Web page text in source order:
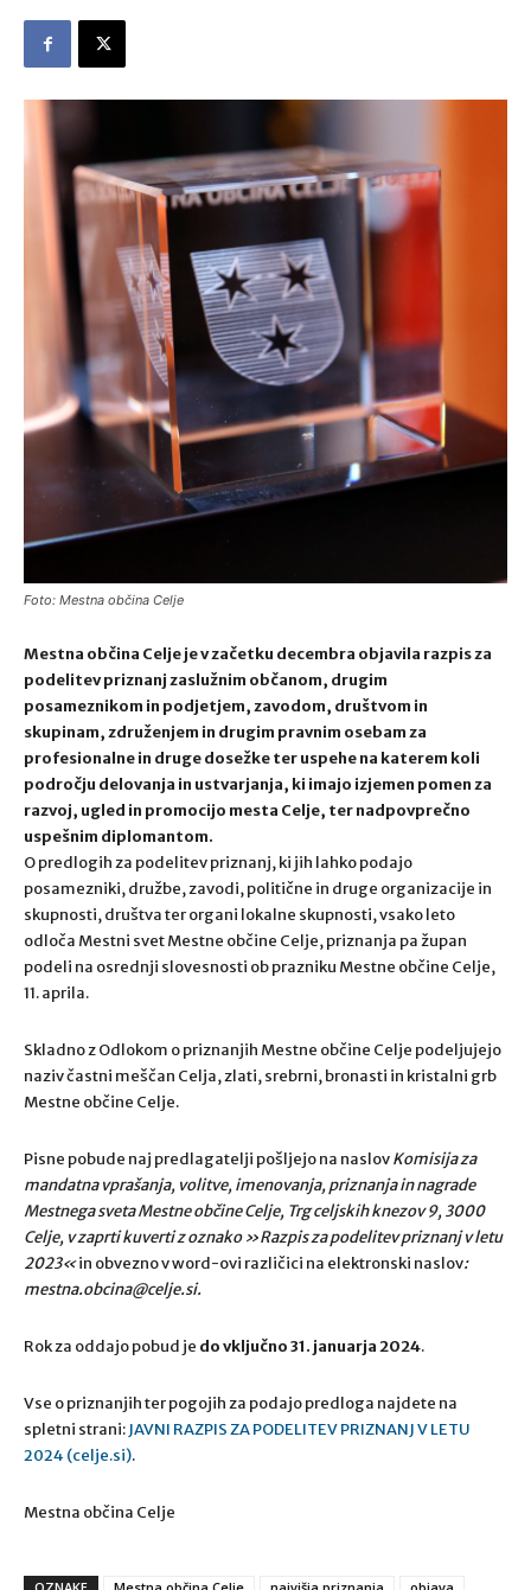
Foto: Mestna občina Celje
Mestna občina Celje je v začetku decembra objavila razpis za
podelitev priznanj zaslužnim občanom, drugim
posameznikom in podjetjem, zavodom, društvom in
skupinam, združenjem in drugim pravnim osebam za
profesionalne in druge dosežke ter uspehe na katerem koli
področju delovanja in ustvarjanja, ki imajo izjemen pomen za
razvoj, ugled in promocijo mesta Celje, ter nadpovprečno
uspešnim diplomantom.
O predlogih za podelitev priznanj, ki jih lahko podajo
posamezniki, družbe, zavodi, politične in druge organizacije in
skupnosti, društva ter organi lokalne skupnosti, vsako leto
odloča Mestni svet Mestne občine Celje, priznanja pa župan
podeli na osrednji slovesnosti ob prazniku Mestne občine Celje,
11. aprila.
Skladno z Odlokom o priznanjih Mestne občine Celje podeljujejo
naziv častni meščan Celja, zlati, srebrni, bronasti in kristalni grb
Mestne občine Celje.
Pisne pobude naj predlagatelji pošljejo na naslovKomisija za
mandatna vprašanja, volitve, imenovanja, priznanja in nagrade
Mestnega sveta Mestne občine Celje, Trg celjskih knezov 9, 3000
Celje, v zaprti kuverti z oznako »Razpis za podelitev priznanj v letu
2023«in obvezno v word-ovi različici na elektronski naslov:
mestna.obcina@celje.si.
Rok za oddajo pobud je do vključno 31. januarja 2024.
Vse o priznanjih ter pogojih za podajo predloga najdete na
spletni strani:JAVNI RAZPIS ZA PODELITEV PRIZNANJ V LETU
2024 (celje.si).
Mestna občina Celje